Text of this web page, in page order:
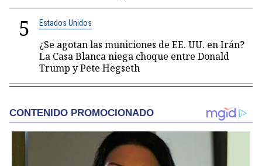
5 Estados Unidos
¿Se agotan las municiones de EE. UU. en Irán?
La Casa Blanca niega choque entre Donald
Trump y Pete Hegseth